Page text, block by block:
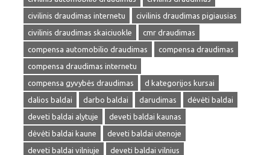
civilinis draudimas internetu
civilinis draudimas pigiausias
civilinis draudimas skaiciuokle
cmr draudimas
compensa automobilio draudimas
compensa draudimas
compensa draudimas internetu
compensa gyvybės draudimas
d kategorijos kursai
dalios baldai
darbo baldai darudimas
dėvėti baldai
deveti baldai alytuje
deveti baldai kaunas
dėvėti baldai kaune
deveti baldai utenoje
deveti baldai vilniuje
deveti baldai vilnius